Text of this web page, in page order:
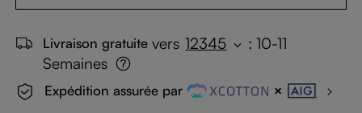
Livraison gratuite vers 12345 : 10-11
Semaines
Expédition assurée par